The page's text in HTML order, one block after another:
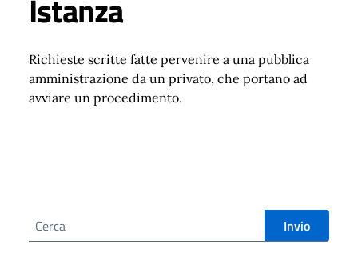
Istanza
Richieste scritte fatte pervenire a una pubblica
amministrazione da un privato, che portano ad
avviare un procedimento.
Cerca nel sito Invio